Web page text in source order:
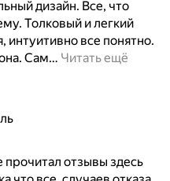
дизайн. Все, что
Толковый и легкий
интуитивно все понятно.
Сам… Читать ещё
отзывы здесь